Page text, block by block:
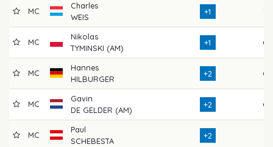
MC
Charles
WEIS
+1 75
MC
Nikolas
TYMINSKI (AM)
+1 68
MC
Hannes
HILBURGER
+2 68
MC
Gavin
DE GELDER (AM)
+2 69
MC
Paul
SCHEBESTA
+2